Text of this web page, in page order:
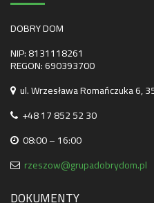
DOBRY DOM
NIP: 8131118261
REGON: 690393700
ul. Wrzesława Romańczuka 6,
+48 17 852 52 30
08:00 – 16:00
rzeszow@grupadobrydom.pl
DOKUMENTY